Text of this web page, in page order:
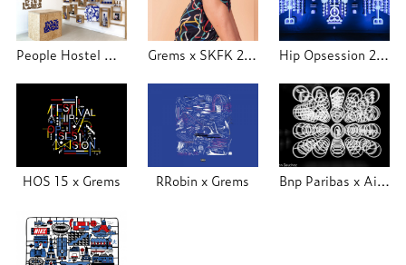
People Hostel Marseille X Grems Grems x SKFK 2020 Hip Opsession 2019 exposition
HOS 15 x Grems RRobin x Grems Bnp Paribas x Aimko x 20 Syl X Grems